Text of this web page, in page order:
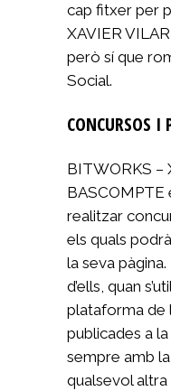
cap fitxer per
XAVIER
però sí que
Social.
CONCURSOS I
BITWORKS –
BASCOMPTE
realitzar
els quals
la seva
d’ells, quan
plataforma de
publicades a
sempre amb
qualsevol altra